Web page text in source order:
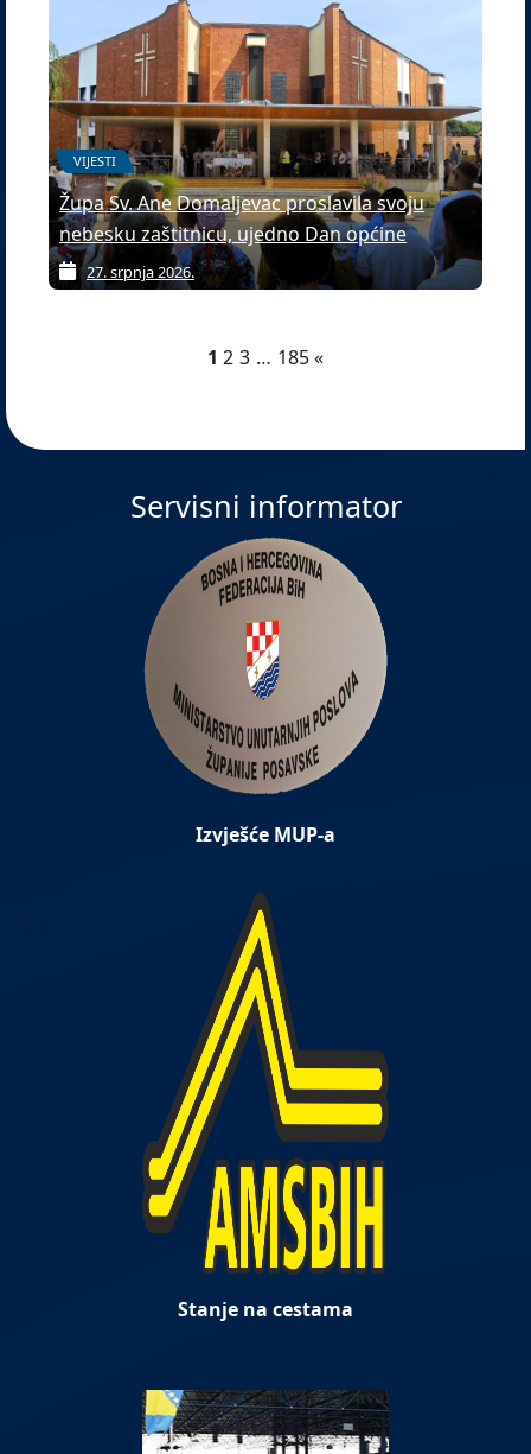
VIJESTI
Župa Sv. Ane Domaljevac proslavila svoju
nebesku zaštitnicu, ujedno Dan općine
27. srpnja 2026.
1 2 3 … 185 «
Servisni informator
Izvješće MUP-a
Stanje na cestama